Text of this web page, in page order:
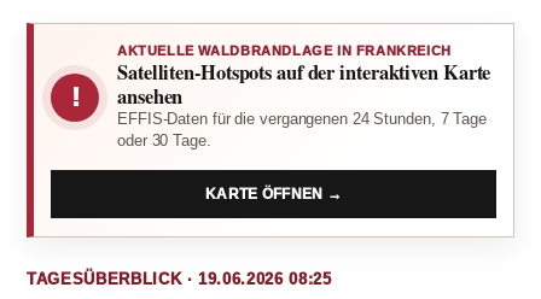
!
AKTUELLE WALDBRANDLAGE IN FRANKREICH
Satelliten-Hotspots auf der interaktiven Karte
ansehen
EFFIS-Daten für die vergangenen 24 Stunden, 7 Tage
oder 30 Tage.
KARTE ÖFFNEN →
TAGESÜBERBLICK · 19.06.2026 08:25